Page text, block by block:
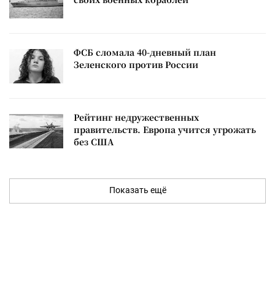
ФСБ сломала 40-дневный план
Зеленского против России
Рейтинг недружественных
правительств. Европа учится угрожать
без США
Показать ещё